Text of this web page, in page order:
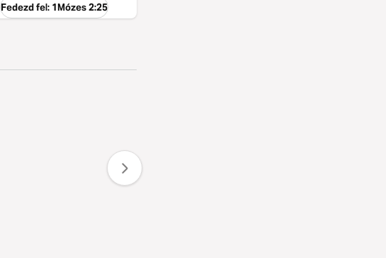
Fedezd fel: 1Mózes 2:25